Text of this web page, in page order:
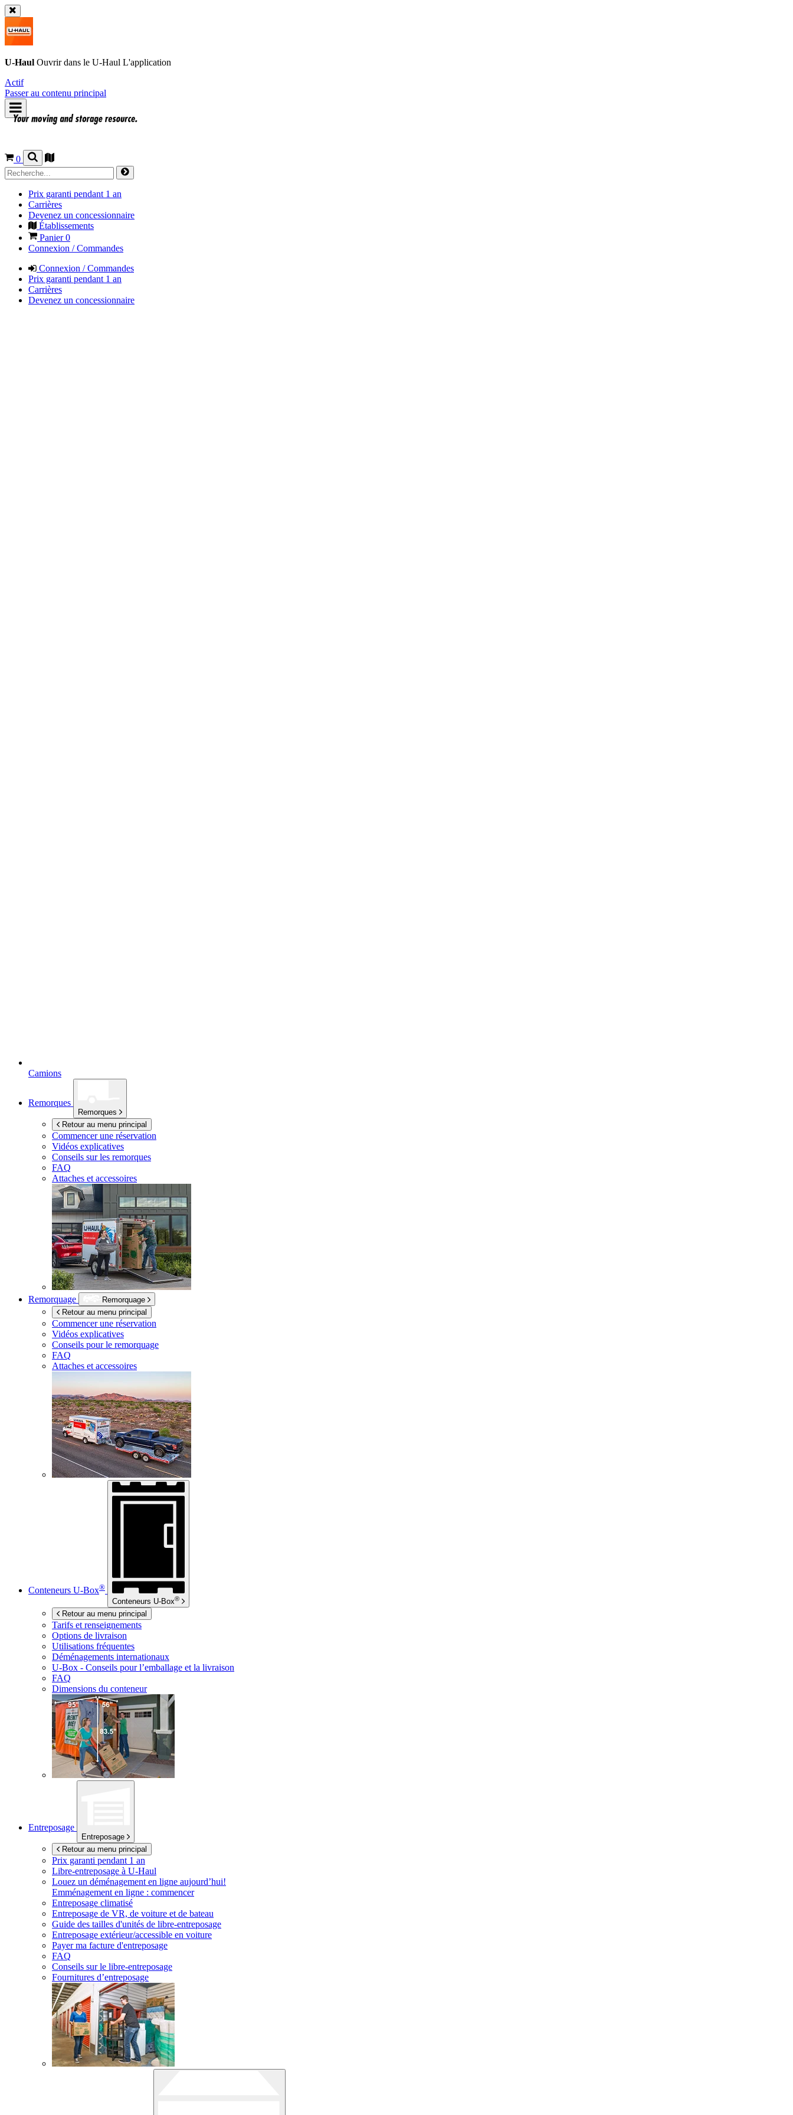
U-Haul Ouvrir dans le U-Haul L'application
Actif
Passer au contenu principal
0
Prix garanti pendant 1 an
Carrières
Devenez un concessionnaire
Établissements
Panier0
Connexion / Commandes
Connexion / Commandes
Prix garanti pendant 1 an
Carrières
Devenez un concessionnaire
Camions
Remorques
Remorques
Retour au menu principal
Commencer une réservation
Vidéos explicatives
Conseils sur les remorques
FAQ
Attaches et accessoires
Remorquage
Remorquage
Retour au menu principal
Commencer une réservation
Vidéos explicatives
Conseils pour le remorquage
FAQ
Attaches et accessoires
Conteneurs U-Box®
Conteneurs U-Box®
Retour au menu principal
Tarifs et renseignements
Options de livraison
Utilisations fréquentes
Déménagements internationaux
U-Box - Conseils pour l’emballage et la livraison
FAQ
Dimensions du conteneur
Entreposage
Entreposage
Retour au menu principal
Prix garanti pendant 1 an
Libre-entreposage à U-Haul
Louez un déménagement en ligne aujourd’hui!
Emménagement en ligne : commencer
Entreposage climatisé
Entreposage de VR, de voiture et de bateau
Guide des tailles d'unités de libre-entreposage
Entreposage extérieur/accessible en voiture
Payer ma facture d'entreposage
FAQ
Conseils sur le libre-entreposage
Fournitures d’entreposage